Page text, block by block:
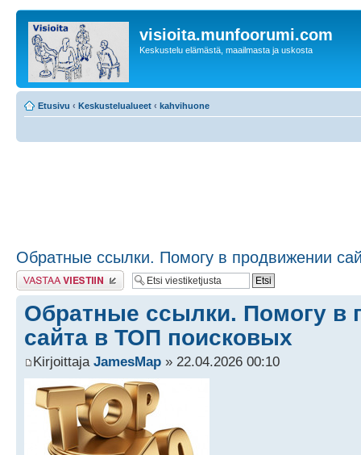
visioita.munfoorumi.com
Keskustelu elämästä, maailmasta ja uskosta
Etusivu ‹ Keskustelualueet ‹ kahvihuone
Обратные ссылки. Помогу в продвижении
Lähetä vastaus
Обратные ссылки. Помогу в
сайта в ТОП поисковых
Kirjoittaja JamesMap » 22.04.2026 00:10